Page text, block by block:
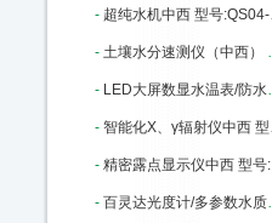
- 超纯水机中西 型号:QS04-PLEW-10-DI库号：M403444
- 土壤水分速测仪（中西） 型号:RZ23-MP-508 库号：M406045
- LED大屏数显水温表/防水探头电子水温表/数字温度表0-99度 型号:LC32-0-99库号：M19135
- 智能化X、γ辐射仪中西 型号:BMW-REN500B库号：M76235
- 精密露点显示仪中西 型号:LSTK0-Optidew Vision库号：M247558
- 百灵达光度计/多参数水质分析仪中西 型号:RS02-7100库号：M330544